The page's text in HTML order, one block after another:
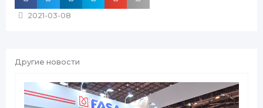
2021-03-08
Другие новости